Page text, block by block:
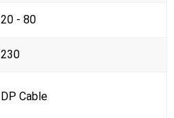
20 - 80
230
DP Cable